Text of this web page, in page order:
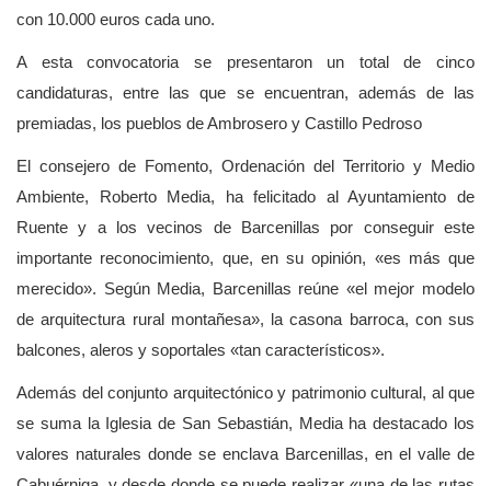
con 10.000 euros cada uno.
A esta convocatoria se presentaron un total de cinco
candidaturas, entre las que se encuentran, además de las
premiadas, los pueblos de Ambrosero y Castillo Pedroso
El consejero de Fomento, Ordenación del Territorio y Medio
Ambiente, Roberto Media, ha felicitado al Ayuntamiento de
Ruente y a los vecinos de Barcenillas por conseguir este
importante reconocimiento, que, en su opinión, «es más que
merecido». Según Media, Barcenillas reúne «el mejor modelo
de arquitectura rural montañesa», la casona barroca, con sus
balcones, aleros y soportales «tan característicos».
Además del conjunto arquitectónico y patrimonio cultural, al que
se suma la Iglesia de San Sebastián, Media ha destacado los
valores naturales donde se enclava Barcenillas, en el valle de